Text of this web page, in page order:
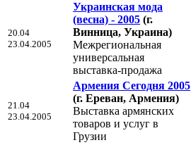
20.04
23.04.2005
Украинская мода
(весна) - 2005 (г.
Винница, Украина)
Межрегиональная
универсальная
выставка-продажа
21.04
23.04.2005
Армения Сегодня 2005
(г. Ереван, Армения)
Выставка армянских
товаров и услуг в
Грузии